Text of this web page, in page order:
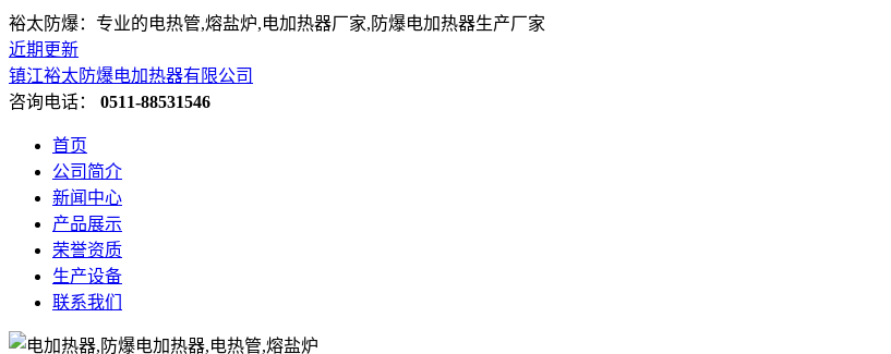
裕太防爆：专业的电热管,熔盐炉,电加热器厂家,防爆电加热器生产厂家
近期更新
镇江裕太防爆电加热器有限公司
咨询电话： 0511-88531546
首页
公司简介
新闻中心
产品展示
荣誉资质
生产设备
联系我们